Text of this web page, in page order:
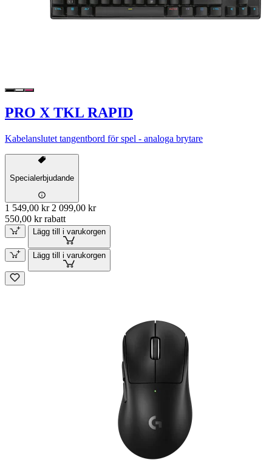
PRO X TKL RAPID
Kabelanslutet tangentbord för spel - analoga brytare
Specialerbjudande
1 549,00 kr 2 099,00 kr
550,00 kr rabatt
Lägg till i varukorgen
Lägg till i varukorgen